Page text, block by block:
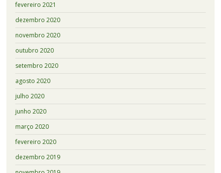
fevereiro 2021
dezembro 2020
novembro 2020
outubro 2020
setembro 2020
agosto 2020
julho 2020
junho 2020
março 2020
fevereiro 2020
dezembro 2019